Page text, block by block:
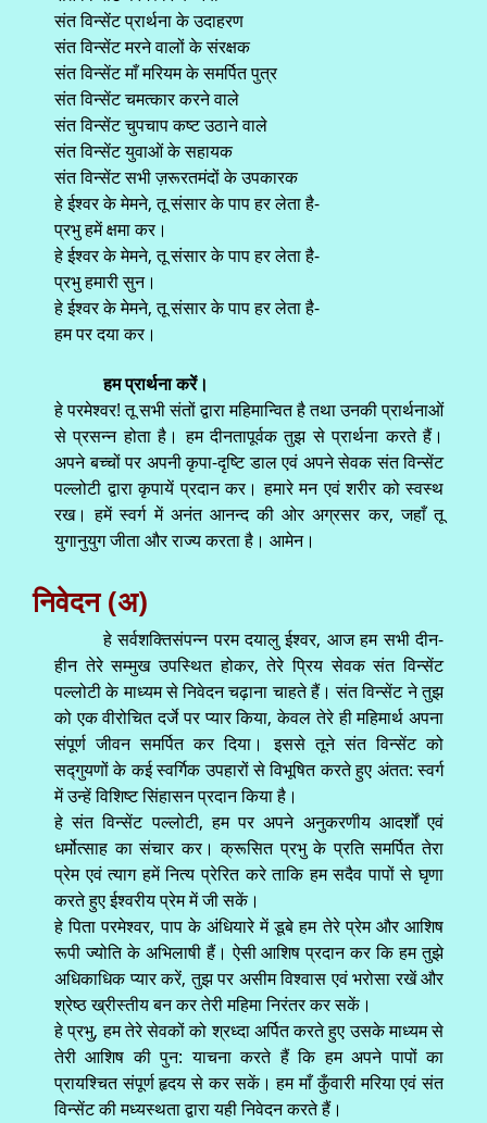
संत विन्सेंट प्रार्थना के उदाहरण
संत विन्सेंट मरने वालों के संरक्षक
संत विन्सेंट माँ मरियम के समर्पित पुत्र
संत विन्सेंट चमत्कार करने वाले
संत विन्सेंट चुपचाप कष्ट उठाने वाले
संत विन्सेंट युवाओं के सहायक
संत विन्सेंट सभी ज़रूरतमंदों के उपकारक
हे ईश्वर के मेमने, तू संसार के पाप हर लेता है-
प्रभु हमें क्षमा कर।
हे ईश्वर के मेमने, तू संसार के पाप हर लेता है-
प्रभु हमारी सुन।
हे ईश्वर के मेमने, तू संसार के पाप हर लेता है-
हम पर दया कर।
हम प्रार्थना करें।
हे परमेश्वर! तू सभी संतों द्वारा महिमान्वित है तथा उनकी प्रार्थनाओं
से प्रसन्न होता है। हम दीनतापूर्वक तुझ से प्रार्थना करते हैं।
अपने बच्चों पर अपनी कृपा-दृष्टि डाल एवं अपने सेवक संत विन्सेंट
पल्लोटी द्वारा कृपायें प्रदान कर। हमारे मन एवं शरीर को स्वस्थ
रख। हमें स्वर्ग में अनंत आनन्द की ओर अग्रसर कर, जहाँ तू
युगानुयुग जीता और राज्य करता है। आमेन।
निवेदन (अ)
हे सर्वशक्तिसंपन्न परम दयालु ईश्वर, आज हम सभी दीन-
हीन तेरे सम्मुख उपस्थित होकर, तेरे प्रिय सेवक संत विन्सेंट
पल्लोटी के माध्यम से निवेदन चढ़ाना चाहते हैं। संत विन्सेंट ने तुझ
को एक वीरोचित दर्जे पर प्यार किया, केवल तेरे ही महिमार्थ अपना
संपूर्ण जीवन समर्पित कर दिया। इससे तूने संत विन्सेंट को
सद्गुयणों के कई स्वर्गिक उपहारों से विभूषित करते हुए अंतत: स्वर्ग
में उन्हें विशिष्ट सिंहासन प्रदान किया है।
हे संत विन्सेंट पल्लोटी, हम पर अपने अनुकरणीय आदर्शों एवं
धर्मोत्साह का संचार कर। क्रूसित प्रभु के प्रति समर्पित तेरा
प्रेम एवं त्याग हमें नित्य प्रेरित करे ताकि हम सदैव पापों से घृणा
करते हुए ईश्वरीय प्रेम में जी सकें।
हे पिता परमेश्वर, पाप के अंधियारे में डूबे हम तेरे प्रेम और आशिष
रूपी ज्योति के अभिलाषी हैं। ऐसी आशिष प्रदान कर कि हम तुझे
अधिकाधिक प्यार करें, तुझ पर असीम विश्वास एवं भरोसा रखें और
श्रेष्ठ ख्रीस्तीय बन कर तेरी महिमा निरंतर कर सकें।
हे प्रभु, हम तेरे सेवकों को श्रध्दा अर्पित करते हुए उसके माध्यम से
तेरी आशिष की पुन: याचना करते हैं कि हम अपने पापों का
प्रायश्चित संपूर्ण हृदय से कर सकें। हम माँ कुँवारी मरिया एवं संत
विन्सेंट की मध्यस्थता द्वारा यही निवेदन करते हैं।